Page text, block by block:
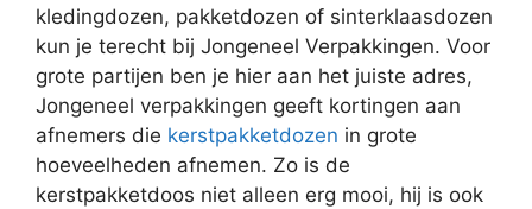
kledingdozen, pakketdozen of sinterklaasdozen
kun je terecht bij Jongeneel Verpakkingen. Voor
grote partijen ben je hier aan het juiste adres,
Jongeneel verpakkingen geeft kortingen aan
afnemers die kerstpakketdozen in grote
hoeveelheden afnemen. Zo is de
kerstpakketdoos niet alleen erg mooi, hij is ook